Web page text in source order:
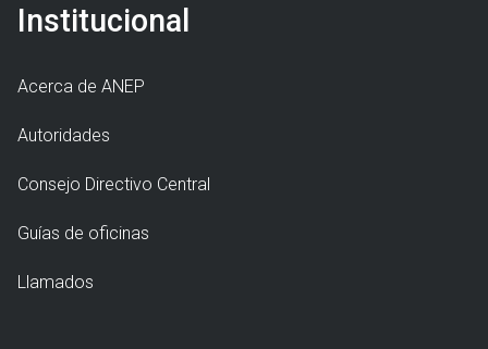
Institucional
Acerca de ANEP
Autoridades
Consejo Directivo Central
Guías de oficinas
Llamados